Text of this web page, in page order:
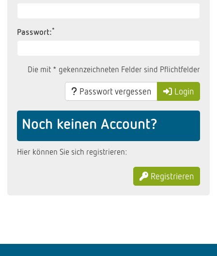
Passwort:*
Die mit * gekennzeichneten Felder sind Pflichtfelder
Passwort vergessen Login
Noch keinen Account?
Hier können Sie sich registrieren:
Registrieren